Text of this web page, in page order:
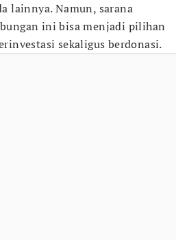
lainnya. Namun, sarana
ini bisa menjadi pilihan
sekaligus berdonasi.